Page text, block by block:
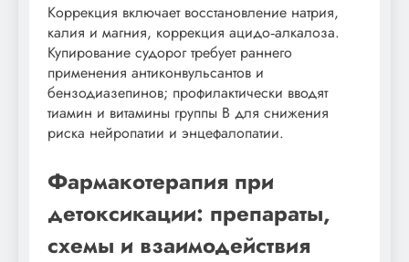
Коррекция включает восстановление натрия,
калия и магния, коррекция ацидо‑алкалоза.
Купирование судорог требует раннего
применения антиконвульсантов и
бензодиазепинов; профилактически вводят
тиамин и витамины группы B для снижения
риска нейропатии и энцефалопатии.
Фармакотерапия при
детоксикации: препараты,
схемы и взаимодействия